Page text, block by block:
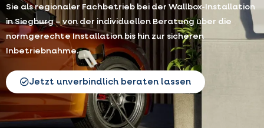
Sie als regionaler Fachbetrieb bei der Wallbox-Installation
in Siegburg – von der individuellen Beratung über die
normgerechte Installation bis hin zur sicheren
Inbetriebnahme.
Jetzt unverbindlich beraten lassen